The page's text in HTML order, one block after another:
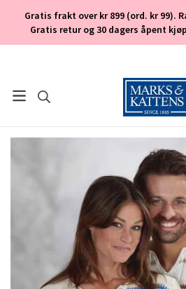
Gratis frakt over kr 899 (ord. kr 99).
Gratis retur og 30 dagers åpent